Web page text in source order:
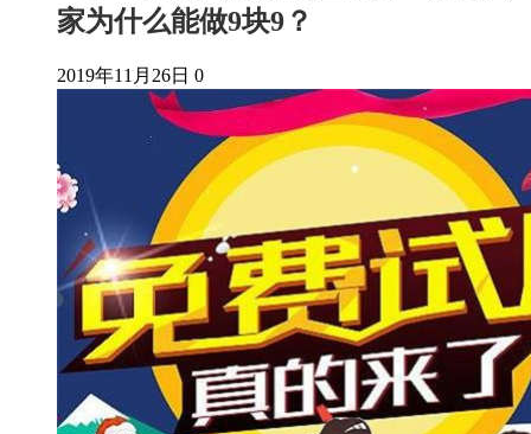
家为什么能做9块9？
2019年11月26日 0